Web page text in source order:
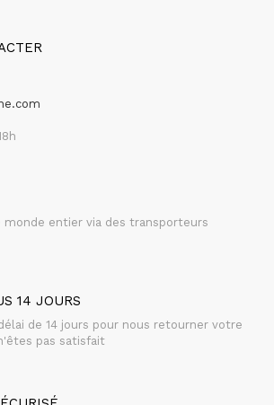
monde entier via des transporteurs
14 JOURS
de 14 jours pour nous retourner votre
pas satisfait